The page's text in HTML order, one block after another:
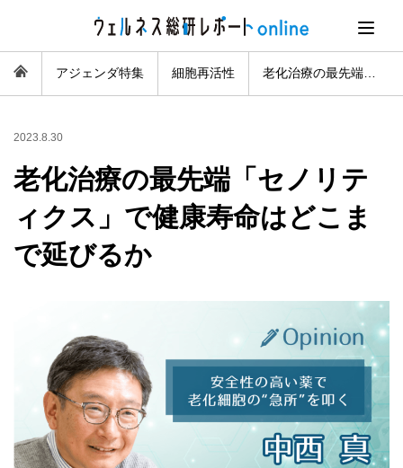
アジェンダ特集 細胞再活性
2023.8.30
老化治療の最先端「セノリテ
ィクス」で健康寿命はどこま
で延びるか